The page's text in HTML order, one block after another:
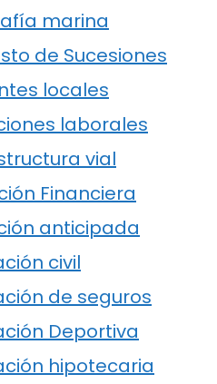
marina
de Sucesiones
locales
laborales
vial
Financiera
anticipada
civil
de seguros
Deportiva
hipotecaria